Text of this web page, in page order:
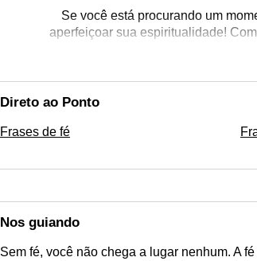
Se você está procurando um
aperfeiçoar sua espiritualidade!
Direto ao Ponto
Frases de fé
Nos guiando
Sem fé, você não chega a lugar nenhum. A